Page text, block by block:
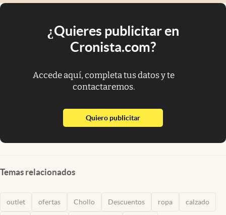
¿Quieres publicitar en
Cronista.com?
Accede aquí, completa tus datos y te
contactaremos.
Quiero publicitarabre en nueva pestaña
Temas relacionados
outlet ofertas Chollo Descuentos ropa calzado